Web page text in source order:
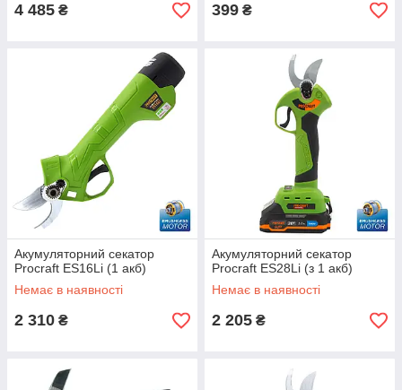
4 485 ₴ 399 ₴
Акумуляторний секатор
Procraft ES16Li (1 акб)
Немає в наявності
2 310 ₴
Акумуляторний секатор
Procraft ES28Li (з 1 акб)
Немає в наявності
2 205 ₴